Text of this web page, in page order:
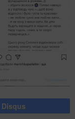
Disqus